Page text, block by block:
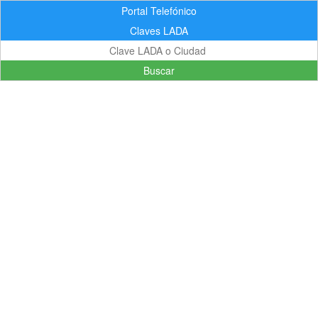
Portal Telefónico
Claves LADA
Buscar